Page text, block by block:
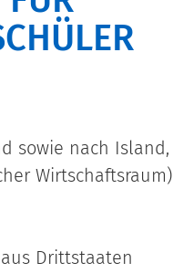
sowie nach Island,
Wirtschaftsraum)
Drittstaaten